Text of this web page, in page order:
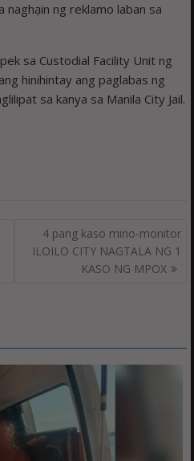
naghạin ng reklamo laban sa
sa Custodial Facility Unit ng
hinihintay ang paglabas ng
sa kanya sa Manila City Jail.
4 pang kaso mino-monitor
ILOILO CITY NAGTALA NG 1
KASO NG MPOX